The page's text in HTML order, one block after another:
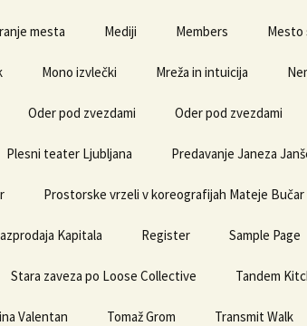
mesta Mediji Members Mesto
Mono izvlečki Mreža in intuicija
Oder pod zvezdami Oder pod zvezdami
Plesni teater Ljubljana Predavanje Janeza
Prostorske vrzeli v koreografijah Mateje Bučar
Kapitala Register Sample Page
Stara zaveza po Loose Collective Tandem
Valentan Tomaž Grom Transmit Walk